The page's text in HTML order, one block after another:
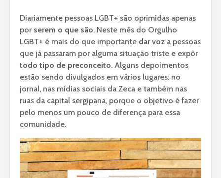
Diariamente pessoas LGBT+ são oprimidas apenas
por serem o que são. Neste mês do Orgulho
LGBT+ é mais do que importante dar voz a pessoas
que já passaram por alguma situação triste e expôr
todo tipo de preconceito. Alguns depoimentos
estão sendo divulgados em vários lugares: no
jornal, nas mídias sociais da Zeca e também nas
ruas da capital sergipana, porque o objetivo é fazer
pelo menos um pouco de diferença para essa
comunidade.